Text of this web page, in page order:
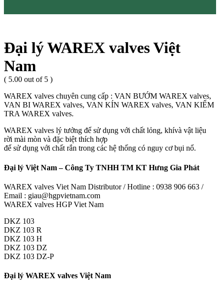
Đại lý WAREX valves Việt
Nam
( 5.00 out of 5 )
WAREX valves chuyên cung cấp : VAN BƯỚM WAREX valves,
VAN BI WAREX valves, VAN KÍN WAREX valves, VAN KIỂM
TRA WAREX valves.
WAREX valves lý tưởng để sử dụng với chất lỏng, khívà vật liệu
rời mài mòn và đặc biệt thích hợp
để sử dụng với chất rắn trong các hệ thống có nguy cơ bụi nổ.
Đại lý Việt Nam – Công Ty TNHH TM KT Hưng Gia Phát
WAREX valves Viet Nam Distributor / Hotline : 0938 906 663 /
Email : giau@hgpvietnam.com
WAREX valves HGP Viet Nam
DKZ 103
DKZ 103 R
DKZ 103 H
DKZ 103 DZ
DKZ 103 DZ-P
Đại lý WAREX valves Việt Nam